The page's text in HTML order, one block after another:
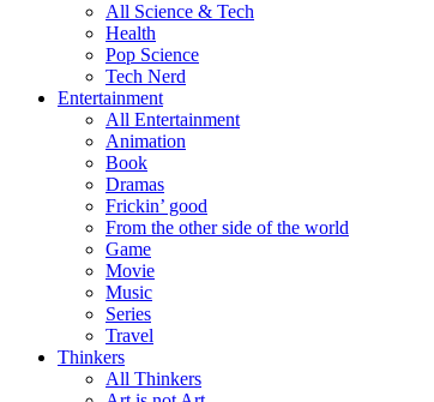
All Science & Tech
Health
Pop Science
Tech Nerd
Entertainment
All Entertainment
Animation
Book
Dramas
Frickin’ good
From the other side of the world
Game
Movie
Music
Series
Travel
Thinkers
All Thinkers